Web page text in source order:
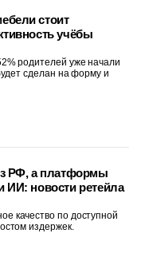
стоит
учёбы
родителей уже начали
сделан на форму и
РФ, а платформы
ИИ: новости ретейла
качество по доступной
издержек.